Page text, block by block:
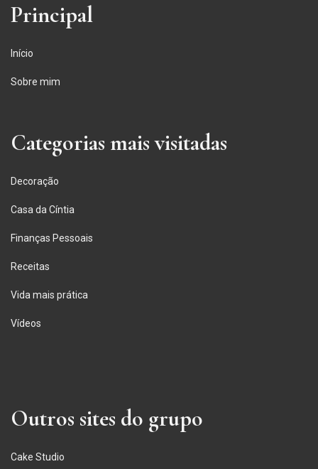
Principal
Início
Sobre mim
Categorias mais visitadas
Decoração
Casa da Cíntia
Finanças Pessoais
Receitas
Vida mais prática
Vídeos
Outros sites do grupo
Cake Studio